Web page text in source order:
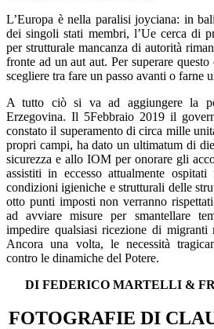
L’Europa è nella paralisi joyciana: in
dei singoli stati membri, l’Ue cerca di
per strutturale mancanza di autorità
fronte ad un aut aut. Per superare
scegliere tra fare un passo avanti o farne
A tutto ciò si va ad aggiungere la
Erzegovina. Il 5Febbraio 2019 il
constato il superamento di circa mille
propri campi, ha dato un ultimatum di
sicurezza e allo IOM per onorare gli
assistiti in eccesso attualmente
condizioni igieniche e strutturali delle
otto punti imposti non verranno
ad avviare misure per smantellare
impedire qualsiasi ricezione di migranti
Ancora una volta, le necessità
contro le dinamiche del Potere.
DI FEDERICO MARTELLI &
FOTOGRAFIE DI